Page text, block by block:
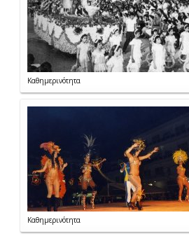
Καθημερινότητα
Καθημερινότητα